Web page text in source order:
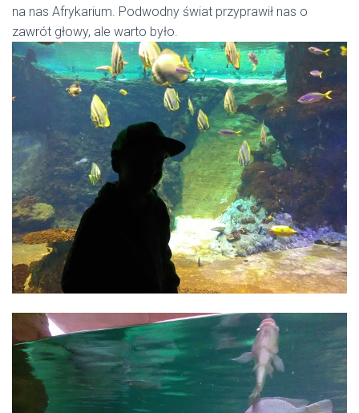
na nas Afrykarium. Podwodny świat przyprawił nas o
zawrót głowy, ale warto było.